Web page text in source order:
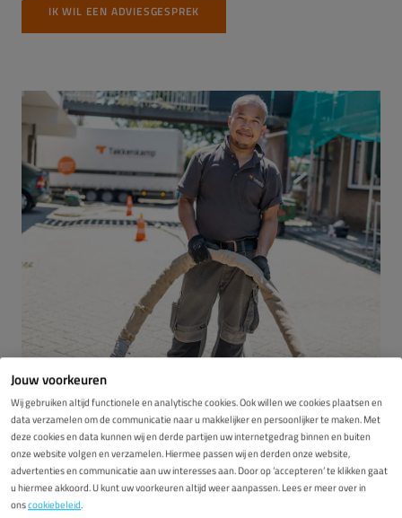
Jouw voorkeuren
Wij gebruiken altijd functionele en analytische cookies. Ook willen we cookies plaatsen en
data verzamelen om de communicatie naar u makkelijker en persoonlijker te maken. Met
deze cookies en data kunnen wij en derde partijen uw internetgedrag binnen en buiten
onze website volgen en verzamelen. Hiermee passen wij en derden onze website,
advertenties en communicatie aan uw interesses aan. Door op ‘accepteren’ te klikken gaat
u hiermee akkoord. U kunt uw voorkeuren altijd weer aanpassen. Lees er meer over in
onscookiebeleid.
IK WIL EEN ADVIESGESPREK
Vloerisolatie of
bodemisolatie in
Noordwijk